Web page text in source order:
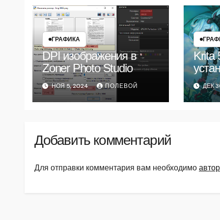
ГРАФИКА
DPI изображения в
Zoner Photo Studio
НОЯ 5, 2024 ПОЛЕВОЙ
Krita
язык
ДЕК
Добавить комментарий
Для отправки комментария вам необходимо